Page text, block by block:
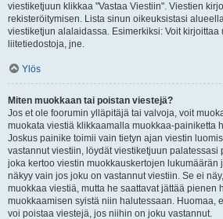
viestiketjuun klikkaa "Vastaa Viestiin". Viestien
rekisteröitymisen. Lista sinun oikeuksistasi
viestiketjun alalaidassa. Esimerkiksi: Voit kirjoittaa
liitetiedostoja, jne.
Ylös
Miten muokkaan tai poistan viestejä?
Jos et ole foorumin ylläpitäjä tai valvoja, voit
muokata viestiä klikkaamalla muokkaa-painiketta
Joskus painike toimii vain tietyn ajan viestin
vastannut viestiin, löydät viestiketjuun palatessasi
joka kertoo viestin muokkauskertojen lukumäärän
näkyy vain jos joku on vastannut viestiin. Se ei
muokkaa viestiä, mutta he saattavat jättää pienen
muokkaamisen syistä niin halutessaan. Huomaa,
voi poistaa viestejä, jos niihin on joku vastannut.